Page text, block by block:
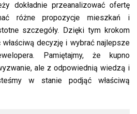
dokładnie przeanalizować ofertę
różne propozycje mieszkań i
szczegóły. Dzięki tym krokom
właściwą decyzję i wybrać najlepsze
Pamiętajmy, że kupno
ale z odpowiednią wiedzą i
w stanie podjąć właściwą